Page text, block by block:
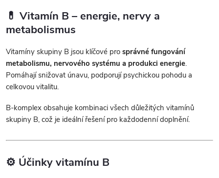
d
a
c
í
p
r
v
k
y
á
n
o
v
á
í
💊 Vitamín B – energie, nervy a
metabolismus
Vitamíny skupiny B jsou klíčové pro správné fungování
metabolismu, nervového systému a produkci energie.
Pomáhají snižovat únavu, podporují psychickou pohodu a
celkovou vitalitu.
B-komplex obsahuje kombinaci všech důležitých vitamínů
skupiny B, což je ideální řešení pro každodenní doplnění.
⚙️ Účinky vitamínu B